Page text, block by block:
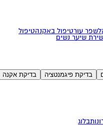
שפר עורטיפול באקנהטיפול
שיער נשים
בדיקת פיגמנטציה
בדיקת אקנה
בלוג